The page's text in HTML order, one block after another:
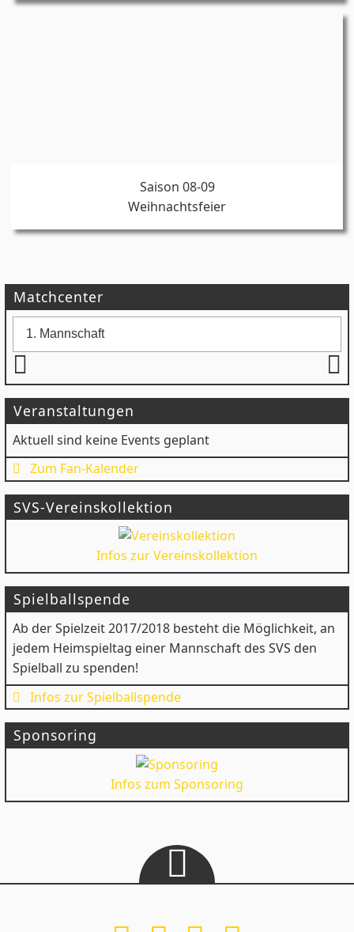
Saison 08-09
Weihnachtsfeier
Matchcenter
Veranstaltungen
Aktuell sind keine Events geplant
Zum Fan-Kalender
SVS-Vereinskollektion
Infos zur Vereinskollektion
Spielballspende
Ab der Spielzeit 2017/2018 besteht die Möglichkeit, an
jedem Heimspieltag einer Mannschaft des SVS den
Spielball zu spenden!
Infos zur Spielballspende
Sponsoring
Infos zum Sponsoring